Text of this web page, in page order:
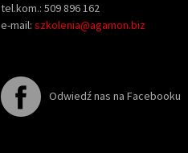
tel.kom.: 509 896 162
e-mail: szkolenia@agamon.biz
Odwiedź nas na Facebooku